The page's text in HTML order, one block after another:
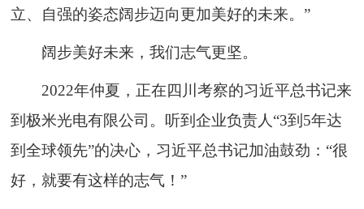
立、自强的姿态阔步迈向更加美好的未来。”
阔步美好未来，我们志气更坚。
2022年仲夏，正在四川考察的习近平总书记来
到极米光电有限公司。听到企业负责人“3到5年达
到全球领先”的决心，习近平总书记加油鼓劲：“很
好，就要有这样的志气！”